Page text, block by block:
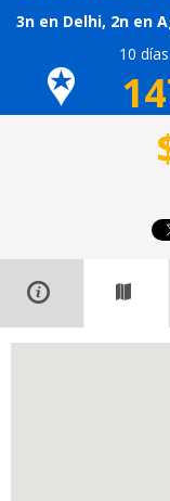
3n en Delhi, 2n en
10